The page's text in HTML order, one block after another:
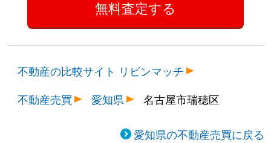
不動産の比較サイト リビンマッチ
不動産売買
愛知県 名古屋市瑞穂区
愛知県の不動産売買に戻る